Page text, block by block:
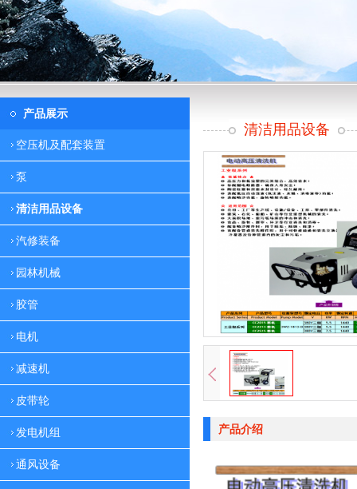
产品展示
空压机及配套装置
泵
清洁用品设备
汽修装备
园林机械
胶管
电机
减速机
皮带轮
发电机组
通风设备
清洁用品设备
产品介绍